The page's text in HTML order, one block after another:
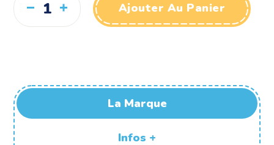
Ajouter Au Panier
La Marque
Infos +